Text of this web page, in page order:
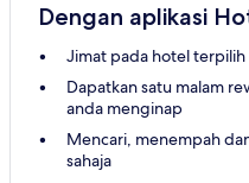
Dengan aplikasi
Jimat pada hotel terpilih
Dapatkan satu malam
anda menginap
Mencari, menempah
sahaja